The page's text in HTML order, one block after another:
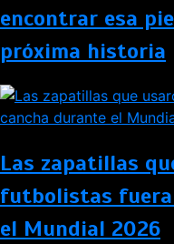
encontrar esa
próxima historia
Las zapatillas
futbolistas fuera
el Mundial 2026